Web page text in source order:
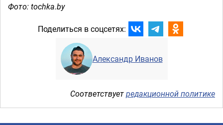
Фото: tochka.by
Поделиться в соцсетях:
Александр Иванов
Соответствуетредакционной политике